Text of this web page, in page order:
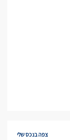
צפה בנכס שלי